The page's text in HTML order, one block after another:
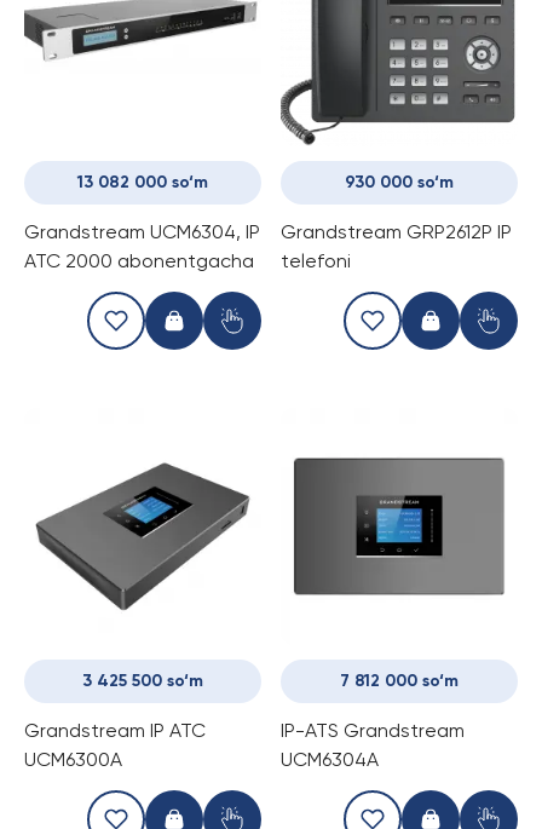
13 082 000 so‘m
Grandstream UCM6304, IP
АТС 2000 abonentgacha
930 000 so‘m
Grandstream GRP2612P IP
telefoni
3 425 500 so‘m
Grandstream IP ATC
UCM6300A
7 812 000 so‘m
IP-ATS Grandstream
UCM6304A